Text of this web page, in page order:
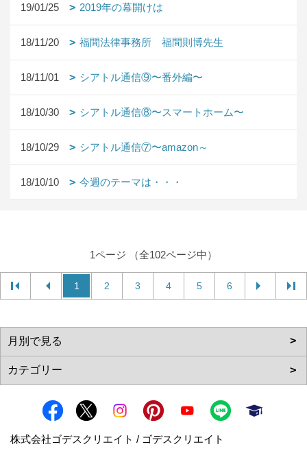
19/01/25 2019年の幕開けは
18/11/20 福間法律事務所 福間則博先生
18/11/01 シアトル通信⑨〜番外編〜
18/10/30 シアトル通信⑧〜スマートホーム〜
18/10/29 シアトル通信⑦〜amazon～
18/10/10 今週のテーマは・・・
1ページ （全102ページ中）
1 2 3 4 5 6
株式会社ゴデスクリエイト / ゴデスクリエイト